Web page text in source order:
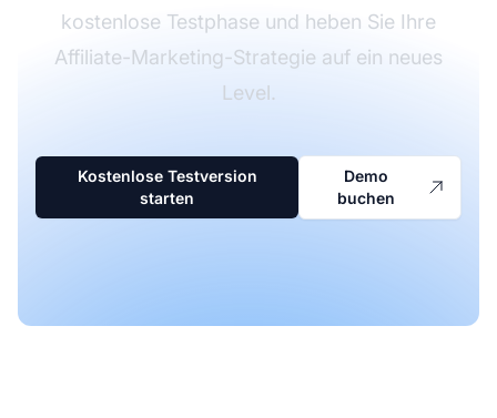
kostenlose Testphase und heben Sie Ihre
Affiliate-Marketing-Strategie auf ein neues
Level.
Kostenlose Testversion
starten
Demo
buchen